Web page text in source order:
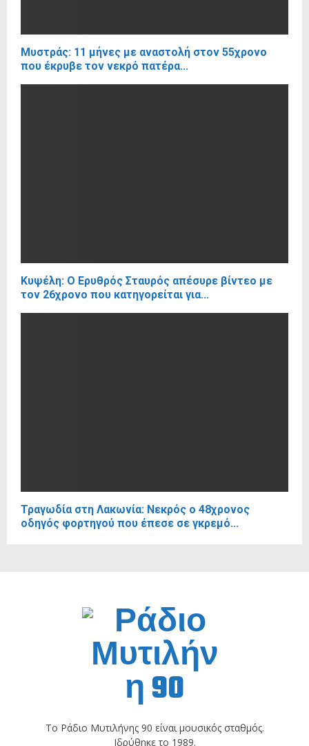
Μυστράς: 11 μήνες με αναστολή στον 55χρονο
που έκρυβε τον νεκρό πατέρα...
Κυψέλη: Ο Ερυθρός Σταυρός απέσυρε βίντεο με
τον 26χρονο που κατηγορείται για...
Τραγωδία στη Λακωνία: Νεκρός ο 48χρονος
οδηγός φορτηγού που έπεσε σε γκρεμό...
Το Ράδιο Μυτιλήνης 90 είναι μουσικός σταθμός.
Ιδρύθηκε το 1989.